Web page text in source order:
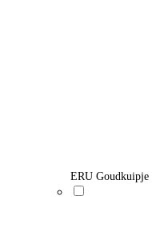
ERU Goudkuipje